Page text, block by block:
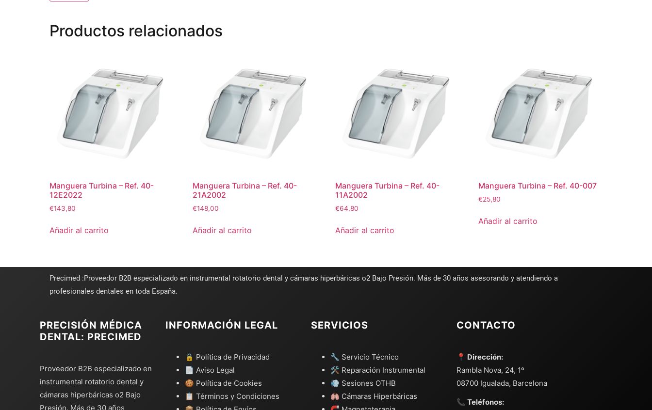
Productos relacionados
Manguera Turbina – Ref. 40-
12E2022
€143,80
Añadir al carrito
Manguera Turbina – Ref. 40-
21A2002
€148,00
Añadir al carrito
Manguera Turbina – Ref. 40-
11A2002
€64,80
Añadir al carrito
Manguera Turbina – Ref. 40-007
€25,80
Añadir al carrito
Precimed :Proveedor B2B especializado en instrumental rotatorio dental y cámaras hiperbáricas o2 Bajo Presión. Más de 30 años asesorando y atendiendo a
profesionales dentales en toda España.
PRECISIÓN MÉDICA
DENTAL: PRECIMED
Proveedor B2B especializado en
instrumental rotatorio dental y
cámaras hiperbáricas o2 Bajo
Presión. Más de 30 años
INFORMACIÓN LEGAL
🔒 Política de Privacidad
📄 Aviso Legal
🍪 Política de Cookies
📋 Términos y Condiciones
SERVICIOS
🔧 Servicio Técnico
🛠️ Reparación Instrumental
💨 Sesiones OTHB
🫁 Cámaras Hiperbáricas
CONTACTO
📍 Dirección:
Rambla Nova, 24, 1º
08700 Igualada, Barcelona
📞 Teléfonos: